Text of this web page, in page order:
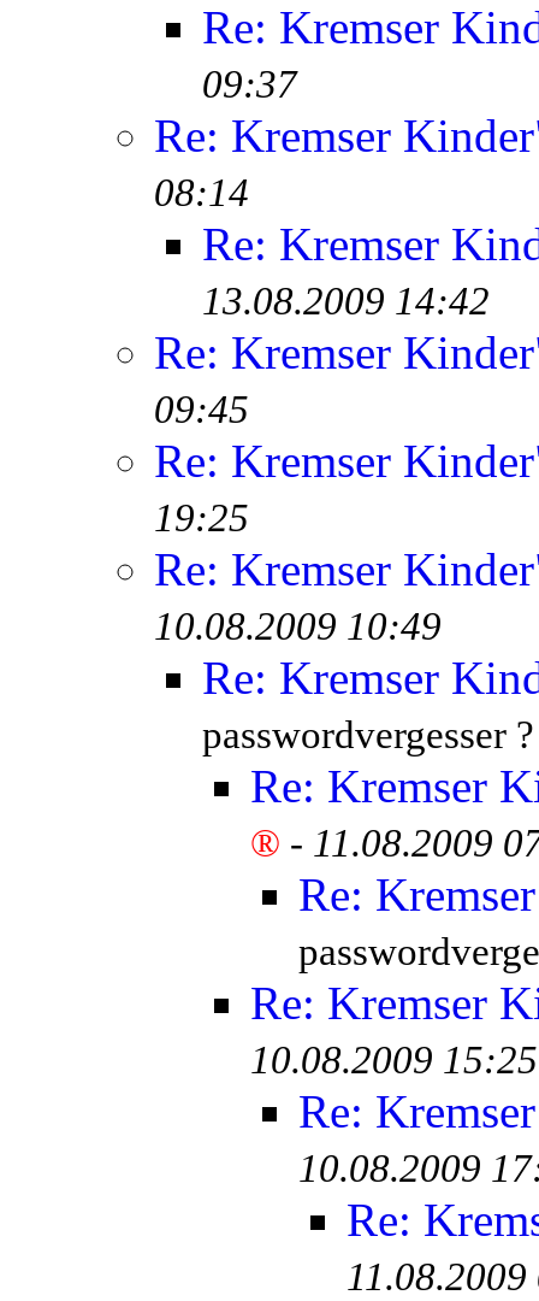
Re: Kremser
09:37
Re: Kremser
08:14
Re: Kremser
13.08.2009 14:42
Re: Kremser
09:45
Re: Kremser
19:25
Re: Kremser
10.08.2009 10:49
Re: Kremser
passwordvergesser
Re: Kremser
® - 11.08.2009
Re:
Re: Kremser
10.08.2009 15:25
Re:
10.08.2009
Re: